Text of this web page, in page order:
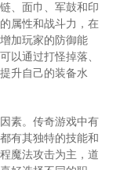
、面巾、军鼓和印
属性和战斗力，在
加玩家的防御能
以通过打怪掉落、
升自己的装备水
素。传奇游戏中有
有其独特的技能和
魔法攻击为主，道